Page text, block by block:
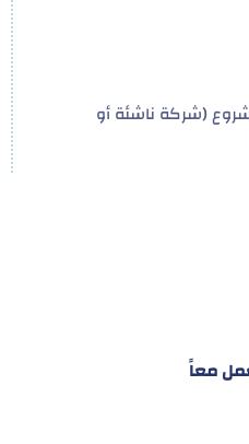
(شركة ناشئة أو
معاً